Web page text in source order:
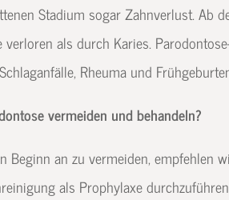
Stadium sogar Zahnverlust. Ab
als durch Karies.
Rheuma und
vermeiden und behandeln?
Beginn an zu vermeiden, empfehlen
als Prophylaxe